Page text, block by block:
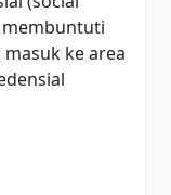
ke area